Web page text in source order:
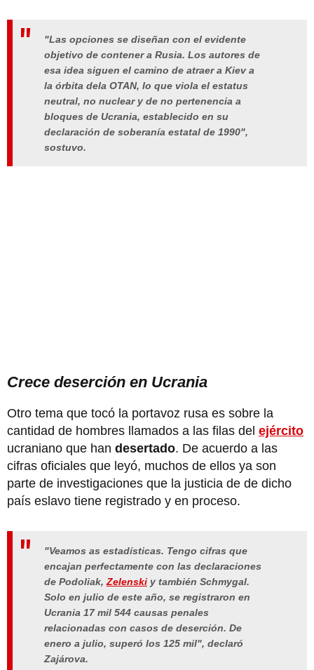
"Las opciones se diseñan con el evidente
objetivo de contener a Rusia. Los autores de
esa idea siguen el camino de atraer a Kiev a
la órbita dela OTAN, lo que viola el estatus
neutral, no nuclear y de no pertenencia a
bloques de Ucrania, establecido en su
declaración de soberanía estatal de 1990",
sostuvo.
Crece deserción en Ucrania
Otro tema que tocó la portavoz rusa es sobre la
cantidad de hombres llamados a las filas del ejército
ucraniano que han desertado. De acuerdo a las
cifras oficiales que leyó, muchos de ellos ya son
parte de investigaciones que la justicia de de dicho
país eslavo tiene registrado y en proceso.
"Veamos as estadísticas. Tengo cifras que
encajan perfectamente con las declaraciones
de Podoliak,Zelenski y también Schmygal.
Solo en julio de este año, se registraron en
Ucrania 17 mil 544 causas penales
relacionadas con casos de deserción. De
enero a julio, superó los 125 mil", declaró
Zajárova.